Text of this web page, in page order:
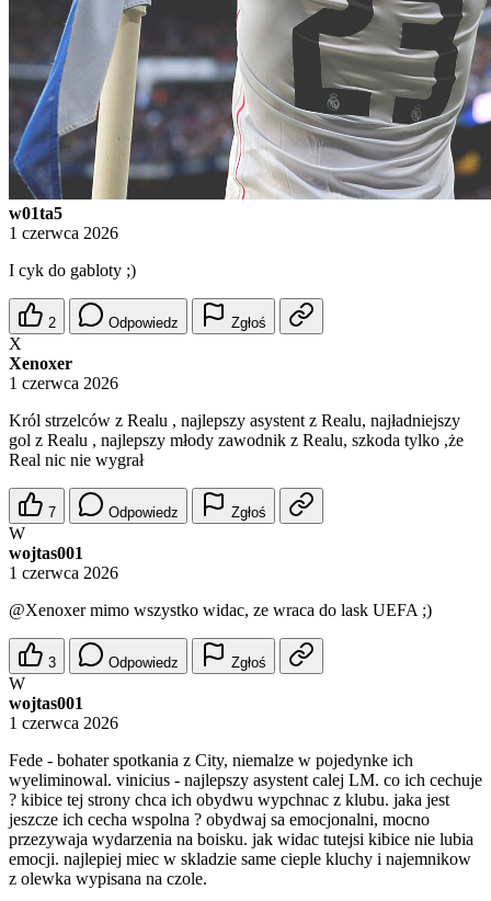
w01ta5
1 czerwca 2026
I cyk do gabloty ;)
2 Odpowiedz Zgłoś
X
Xenoxer
1 czerwca 2026
Król strzelców z Realu , najlepszy asystent z Realu, najładniejszy
gol z Realu , najlepszy młody zawodnik z Realu, szkoda tylko ,że
Real nic nie wygrał
7 Odpowiedz Zgłoś
W
wojtas001
1 czerwca 2026
@Xenoxermimo wszystko widac, ze wraca do lask UEFA ;)
3 Odpowiedz Zgłoś
W
wojtas001
1 czerwca 2026
Fede - bohater spotkania z City, niemalze w pojedynke ich
wyeliminowal. vinicius - najlepszy asystent calej LM. co ich cechuje
? kibice tej strony chca ich obydwu wypchnac z klubu. jaka jest
jeszcze ich cecha wspolna ? obydwaj sa emocjonalni, mocno
przezywaja wydarzenia na boisku. jak widac tutejsi kibice nie lubia
emocji. najlepiej miec w skladzie same cieple kluchy i najemnikow
z olewka wypisana na czole.